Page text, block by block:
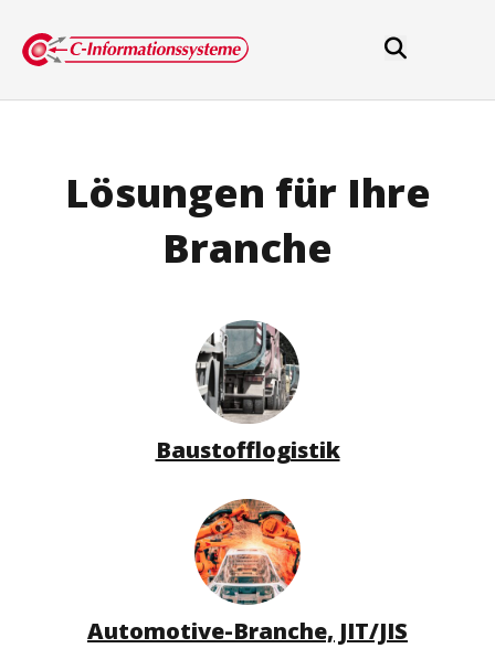
Lösungen für Ihre
Branche
Baustofflogistik
Automotive-Branche, JIT/JIS